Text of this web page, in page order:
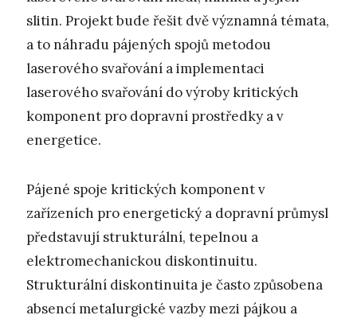
slitin. Projekt bude řešit dvě významná témata,
a to náhradu pájených spojů metodou
laserového svařování a implementaci
laserového svařování do výroby kritických
komponent pro dopravní prostředky a v
energetice.
Pájené spoje kritických komponent v
zařízeních pro energetický a dopravní průmysl
představují strukturální, tepelnou a
elektromechanickou diskontinuitu.
Strukturální diskontinuita je často způsobena
absencí metalurgické vazby mezi pájkou a